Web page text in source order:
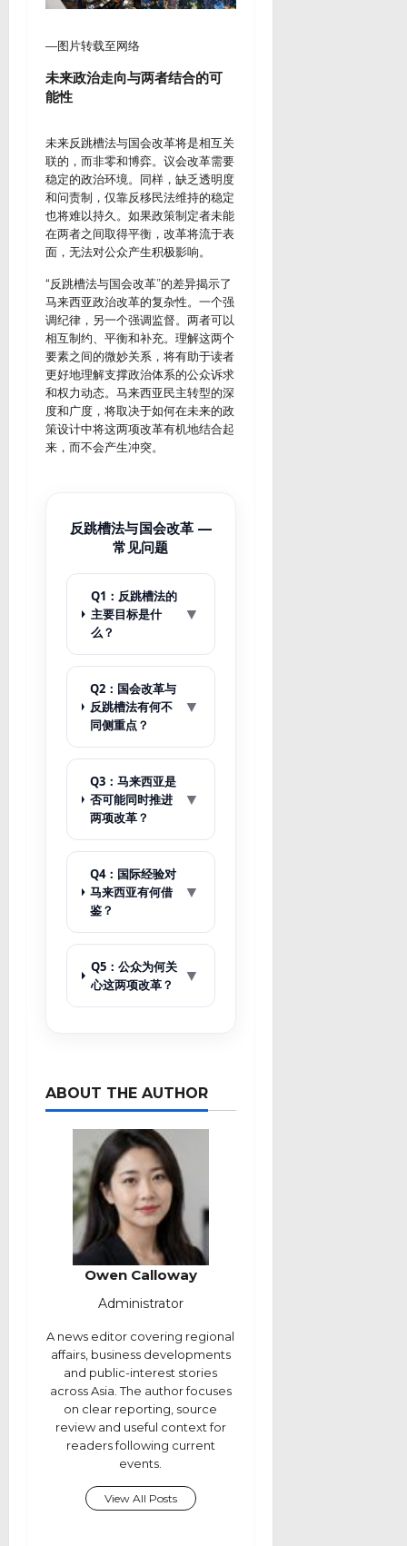
—图片转载至网络
未来政治走向与两者结合的可
能性
未来反跳槽法与国会改革将是相互关
联的，而非零和博弈。议会改革需要
稳定的政治环境。同样，缺乏透明度
和问责制，仅靠反移民法维持的稳定
也将难以持久。如果政策制定者未能
在两者之间取得平衡，改革将流于表
面，无法对公众产生积极影响。
“反跳槽法与国会改革”的差异揭示了
马来西亚政治改革的复杂性。一个强
调纪律，另一个强调监督。两者可以
相互制约、平衡和补充。理解这两个
要素之间的微妙关系，将有助于读者
更好地理解支撑政治体系的公众诉求
和权力动态。马来西亚民主转型的深
度和广度，将取决于如何在未来的政
策设计中将这两项改革有机地结合起
来，而不会产生冲突。
反跳槽法与国会改革 —
常见问题
Q1：反跳槽法的
主要目标是什
么？
▼
Q2：国会改革与
反跳槽法有何不
同侧重点？
▼
Q3：马来西亚是
否可能同时推进
两项改革？
▼
Q4：国际经验对
马来西亚有何借
鉴？
▼
Q5：公众为何关
心这两项改革？
▼
ABOUT THE AUTHOR
Owen Calloway
Administrator
A news editor covering regional
affairs, business developments
and public-interest stories
across Asia. The author focuses
on clear reporting, source
review and useful context for
readers following current
events.
View All Posts